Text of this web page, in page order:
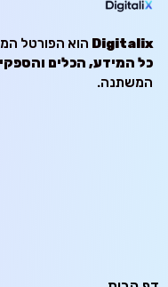
Digitalix הוא הפורטל
כל המידע, הכלים
המשתנה.